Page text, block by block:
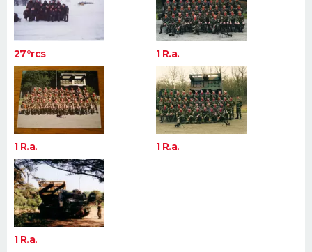
27°rcs 1 R.a.
1 R.a. 1 R.a.
1 R.a.